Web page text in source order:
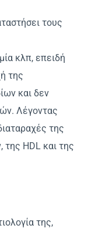
τους
κλπ, επειδή
της
και δεν
Λέγοντας
της
της HDL και της
της,